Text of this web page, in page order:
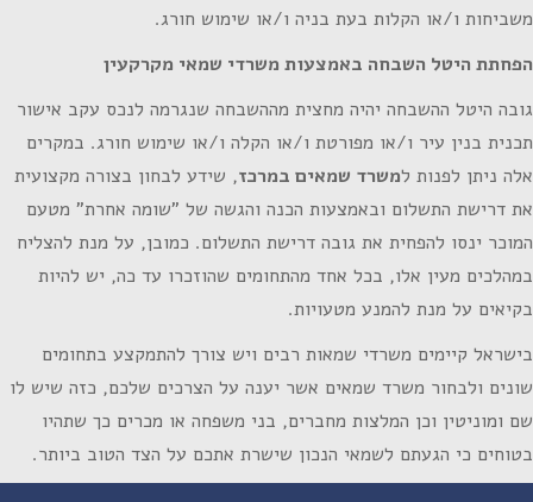
משביחות ו/או הקלות בעת בניה ו/או שימוש חורג.
הפחתת היטל השבחה באמצעות משרדי שמאי מקרקעין
גובה היטל ההשבחה יהיה מחצית מההשבחה שנגרמה לנכס עקב אישור
תכנית בנין עיר ו/או מפורטת ו/או הקלה ו/או שימוש חורג. במקרים
אלה ניתן לפנות למשרד שמאים במרכז, שידע לבחון בצורה מקצועית
את דרישת התשלום ובאמצעות הכנה והגשה של "שומה אחרת" מטעם
המוכר ינסו להפחית את גובה דרישת התשלום. כמובן, על מנת להצליח
במהלכים מעין אלו, בכל אחד מהתחומים שהוזכרו עד כה, יש להיות
בקיאים על מנת להמנע מטעויות.
בישראל קיימים משרדי שמאות רבים ויש צורך להתמקצע בתחומים
שונים ולבחור משרד שמאים אשר יענה על הצרכים שלכם, כזה שיש לו
שם ומוניטין וכן המלצות מחברים, בני משפחה או מכרים כך שתהיו
בטוחים כי הגעתם לשמאי הנכון שישרת אתכם על הצד הטוב ביותר.